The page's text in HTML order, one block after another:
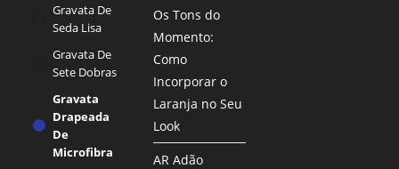
Gravata De
Seda Lisa
Gravata De
Sete Dobras
Gravata
Drapeada
De
Microfibra
Os Tons do
Momento:
Como
Incorporar o
Laranja no Seu
Look
AR Adão